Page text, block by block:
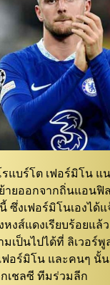
แบร์โต เฟอร์มิโน แ
ย้ายออกจากถิ่นแอน
ซึ่งเฟอร์มิโนเองได้แ
งส์แดงเรียบร้อยแ
เป็นไปได้ที่ ลิเวอร์พู
อร์มิโน และคนๆ นั้น
เชลซี ทีมร่วมลีก